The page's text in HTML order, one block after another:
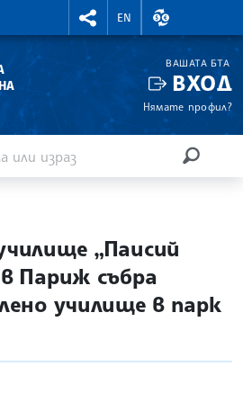
RIGHTMENU.SOCIAL
EN
ВАЛУТНИ
ВАШАТА БТА
ВХОД
Нямате профил?
„Паисий
Париж събра
училище в парк